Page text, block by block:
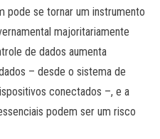
pode se tornar um instrumento
majoritariamente
de dados aumenta
– desde o sistema de
conectados –, e a
podem ser um risco